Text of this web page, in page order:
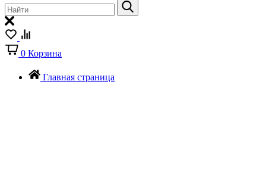
0 Корзина
Главная страница